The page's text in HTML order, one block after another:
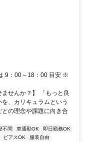
9：00～18：00 目安 ※
せんか？】 「もっと良
、カリキュラムという
の理念や課題に向き合
不問 車通勤OK
即日勤務OK
ピアスOK
服装自由